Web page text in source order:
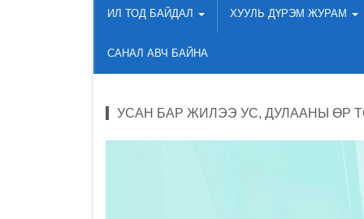
ИЛ ТОД БАЙДАЛ ХУУЛЬ ДҮРЭМ ЖУРАМ
САНАЛ АВЧ БАЙНА
УСАН БАР ЖИЛЭЭ УС, ДУЛААНЫ ӨР